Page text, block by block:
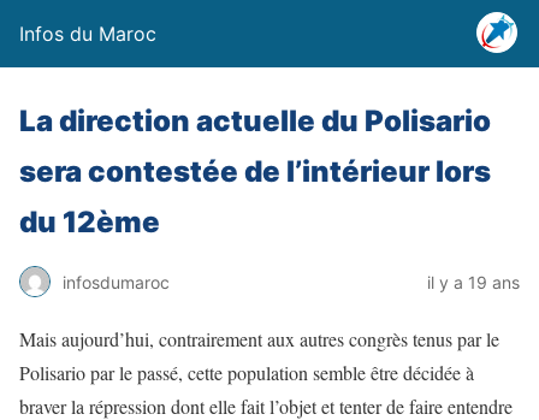
Infos du Maroc
La direction actuelle du Polisario
sera contestée de l’intérieur lors
du 12ème
infosdumaroc il y a 19 ans
Mais aujourd’hui, contrairement aux autres congrès tenus par le
Polisario par le passé, cette population semble être décidée à
braver la répression dont elle fait l’objet et tenter de faire entendre